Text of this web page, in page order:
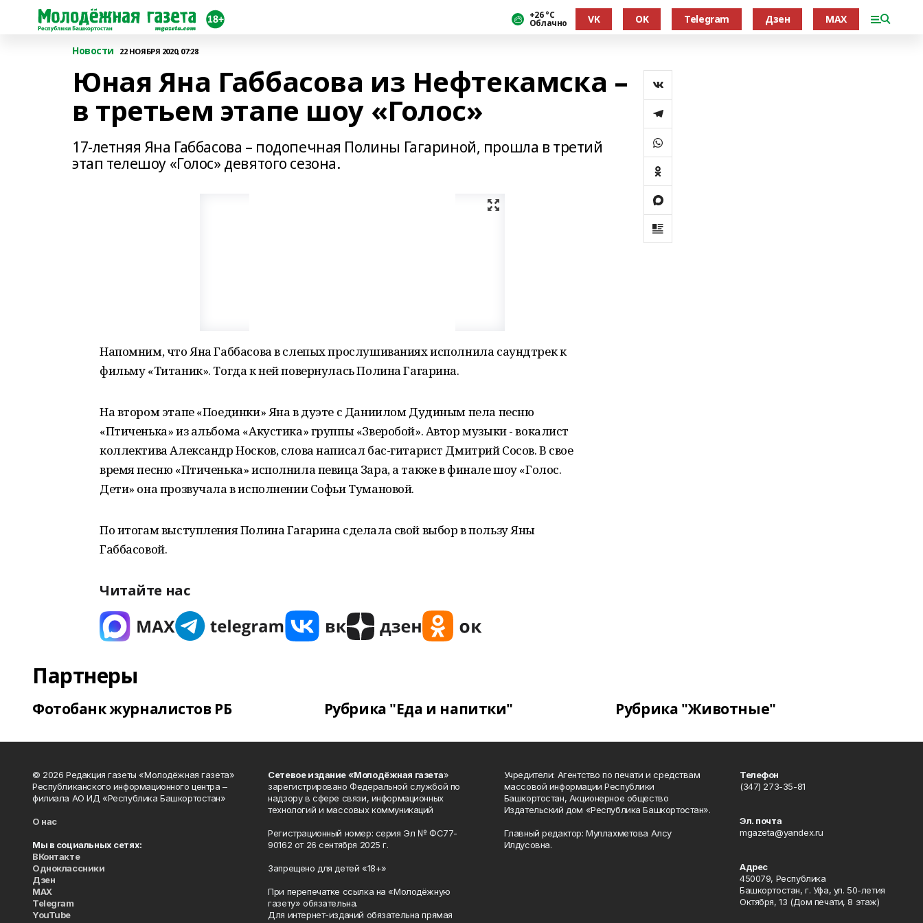
+26 °С
Облачно VK OK Telegram Дзен MAX
Новости 22 НОЯБРЯ 2020, 07:28
Юная Яна Габбасова из Нефтекамска –
в третьем этапе шоу «Голос»
17-летняя Яна Габбасова – подопечная Полины Гагариной, прошла в третий
этап телешоу «Голос» девятого сезона.
Напомним, что Яна Габбасова в слепых прослушиваниях исполнила саундтрек к
фильму «Титаник». Тогда к ней повернулась Полина Гагарина.
На втором этапе «Поединки» Яна в дуэте с Даниилом Дудиным пела песню
«Птиченька» из альбома «Акустика» группы «Зверобой». Автор музыки - вокалист
коллектива Александр Носков, слова написал бас-гитарист Дмитрий Сосов. В свое
время песню «Птиченька» исполнила певица Зара, а также в финале шоу «Голос.
Дети» она прозвучала в исполнении Софьи Тумановой.
По итогам выступления Полина Гагарина сделала свой выбор в пользу Яны
Габбасовой.
Читайте нас
Партнеры
Фотобанк журналистов РБ Рубрика "Еда и напитки" Рубрика "Животные"
© 2026 Редакция газеты «Молодёжная газета»
Республиканского информационного центра –
филиала АО ИД «Республика Башкортостан»
О нас
Мы в социальных сетях:
ВКонтакте
Одноклассники
Дзен
MAX
Telegram
YouTube
Сетевое издание «Молодёжная газета»
зарегистрировано Федеральной службой по
надзору в сфере связи, информационных
технологий и массовых коммуникаций
Регистрационный номер: серия Эл № ФС77-
90162 от 26 сентября 2025 г.
Запрещено для детей «18+»
При перепечатке ссылка на «Молодёжную
газету» обязательна.
Для интернет-изданий обязательна прямая
Учредители: Агентство по печати и средствам
массовой информации Республики
Башкортостан, Акционерное общество
Издательский дом «Республика Башкортостан».
Главный редактор: Муллахметова Алсу
Илдусовна.
Телефон
(347) 273-35-81
Эл. почта
mgazeta@yandex.ru
Адрес
450079, Республика
Башкортостан, г. Уфа, ул. 50-летия
Октября, 13 (Дом печати, 8 этаж)